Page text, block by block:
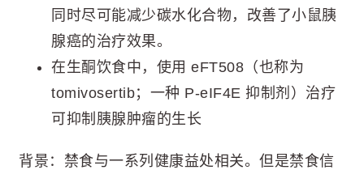
同时尽可能减少碳水化合物，改善了小鼠胰
腺癌的治疗效果。
在生酮饮食中，使用 eFT508（也称为
tomivosertib；一种 P-eIF4E 抑制剂）治疗
可抑制胰腺肿瘤的生长
背景：禁食与一系列健康益处相关。但是禁食信